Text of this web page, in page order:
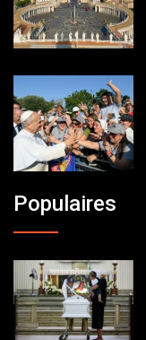
Populaires